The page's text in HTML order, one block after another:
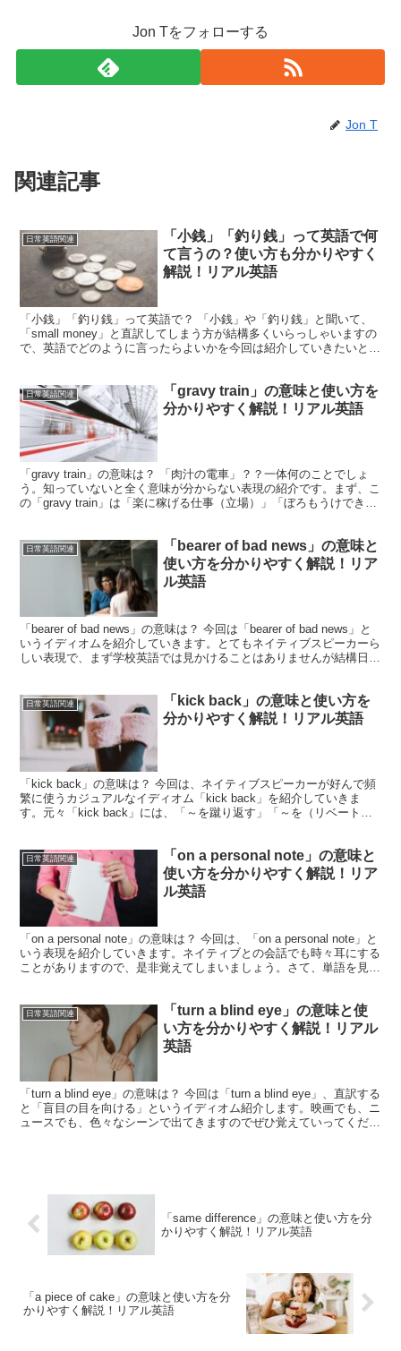
Jon Tをフォローする
Jon T
関連記事
日常英語関連
「小銭」「釣り銭」って英語で何
て言うの？使い方も分かりやすく
解説！リアル英語
「小銭」「釣り銭」って英語で？ 「小銭」や「釣り銭」と聞いて、
「small money」と直訳してしまう方が結構多くいらっしゃいますの
で、英語でどのように言ったらよいかを今回は紹介していきたいと思
日常英語関連
「gravy train」の意味と使い方を
分かりやすく解説！リアル英語
「gravy train」の意味は？ 「肉汁の電車」？？一体何のことでしょ
う。知っていないと全く意味が分からない表現の紹介です。まず、こ
の「gravy train」は「楽に稼げる仕事（立場）」「ぼろもうけできる
日常英語関連
「bearer of bad news」の意味と
使い方を分かりやすく解説！リア
ル英語
「bearer of bad news」の意味は？ 今回は「bearer of bad news」と
いうイディオムを紹介していきます。とてもネイティブスピーカーら
しい表現で、まず学校英語では見かけることはありませんが結構日常
日常英語関連
「kick back」の意味と使い方を
分かりやすく解説！リアル英語
「kick back」の意味は？ 今回は、ネイティブスピーカーが好んで頻
繁に使うカジュアルなイディオム「kick back」を紹介していきま
す。元々「kick back」には、「～を蹴り返す」「～を（リベートと
日常英語関連
「on a personal note」の意味と
使い方を分かりやすく解説！リア
ル英語
「on a personal note」の意味は？ 今回は、「on a personal note」と
いう表現を紹介していきます。ネイティブとの会話でも時々耳にする
ことがありますので、是非覚えてしまいましょう。さて、単語を見て
日常英語関連
「turn a blind eye」の意味と使
い方を分かりやすく解説！リアル
英語
「turn a blind eye」の意味は？ 今回は「turn a blind eye」、直訳する
と「盲目の目を向ける」というイディオム紹介します。映画でも、ニ
ュースでも、色々なシーンで出てきますのでぜひ覚えていってくださ
「same difference」の意味と使い方を分
かりやすく解説！リアル英語
「a piece of cake」の意味と使い方を分
かりやすく解説！リアル英語